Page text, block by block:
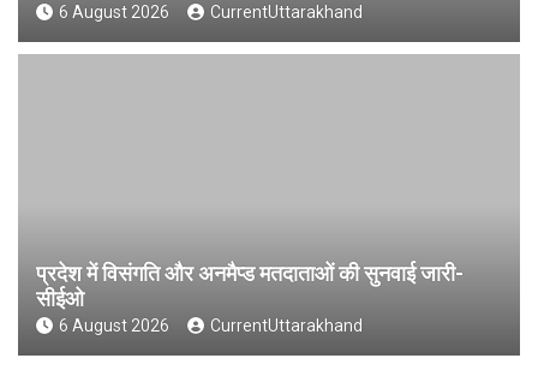
6 August 2026 CurrentUttarakhand
प्रदेश में विसंगति और अनमैप्ड मतदाताओं की सुनवाई जारी-
सीईओ
6 August 2026 CurrentUttarakhand